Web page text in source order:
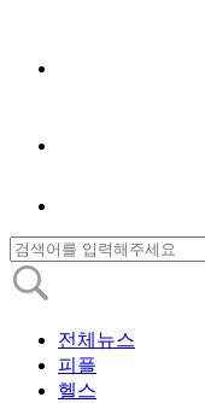
전체뉴스
피플
헬스